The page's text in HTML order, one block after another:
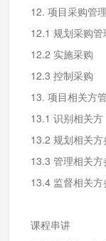
12. 项目采购管理
12.1 规划采购管
12.2 实施采购
12.3 控制采购
13. 项目相关方
13.1 识别相关方
13.2 规划相关方
13.3 管理相关方
13.4 监督相关方
课程串讲